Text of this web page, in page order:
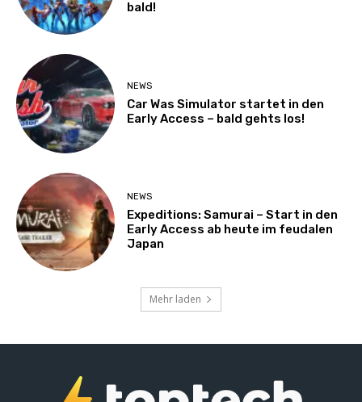
bald!
NEWS
Car Was Simulator startet in den
Early Access – bald gehts los!
NEWS
Expeditions: Samurai – Start in den
Early Access ab heute im feudalen
Japan
Mehr laden